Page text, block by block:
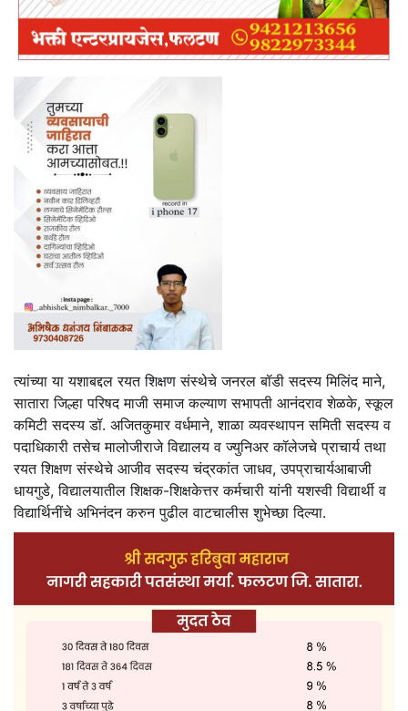
त्यांच्या या यशाबद्दल रयत शिक्षण संस्थेचे जनरल बॉडी सदस्य मिलिंद माने,
सातारा जिल्हा परिषद माजी समाज कल्याण सभापती आनंदराव शेळके, स्कूल
कमिटी सदस्य डॉ. अजितकुमार वर्धमाने, शाळा व्यवस्थापन समिती सदस्य व
पदाधिकारी तसेच मालोजीराजे विद्यालय व ज्युनिअर कॉलेजचे प्राचार्य तथा
रयत शिक्षण संस्थेचे आजीव सदस्य चंद्रकांत जाधव, उपप्राचार्यआबाजी
धायगुडे, विद्यालयातील शिक्षक-शिक्षकेत्तर कर्मचारी यांनी यशस्वी विद्यार्थी व
विद्यार्थिनींचे अभिनंदन करुन पुढील वाटचालीस शुभेच्छा दिल्या.